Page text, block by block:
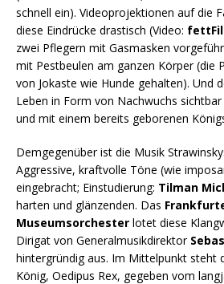
schnell ein). Videoprojektionen auf die
diese Eindrücke drastisch (Video:
zwei Pflegern mit Gasmasken
mit Pestbeulen am ganzen Körper (die
von Jokaste wie Hunde gehalten). Und
Leben in Form von Nachwuchs
und mit einem bereits geborenen
Demgegenüber ist die Musik
Aggressive, kraftvolle Töne (wie
eingebracht; Einstudierung: Tilman
harten und glänzenden. Das
Museumsorchester lotet diese
Dirigat von Generalmusikdirektor
hintergründig aus. Im Mittelpunkt steht
König, Oedipus Rex, gegeben vom